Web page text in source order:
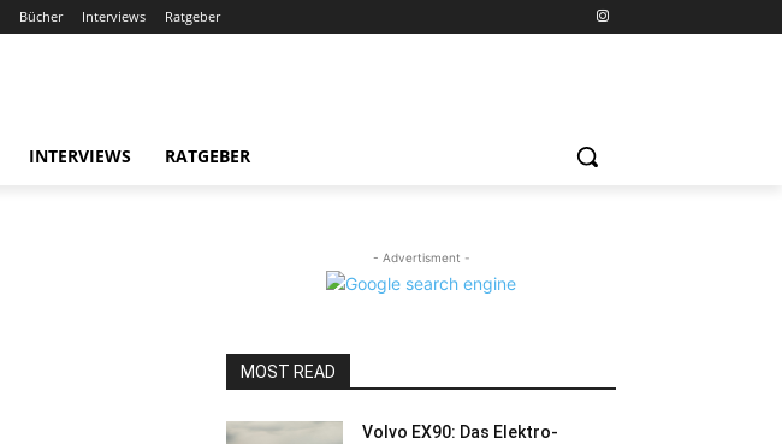
Bücher Interviews Ratgeber
INTERVIEWS RATGEBER
- Advertisment -
MOST READ
Volvo EX90: Das Elektro-